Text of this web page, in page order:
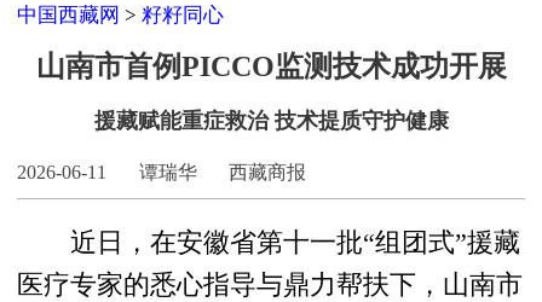
中国西藏网 >籽籽同心
山南市首例PICCO监测技术成功开展
援藏赋能重症救治 技术提质守护健康
2026-06-11 谭瑞华 西藏商报
近日，在安徽省第十一批“组团式”援藏
医疗专家的悉心指导与鼎力帮扶下，山南市